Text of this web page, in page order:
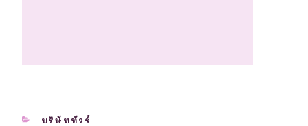
CATEGORIES
บริษัททัวร์